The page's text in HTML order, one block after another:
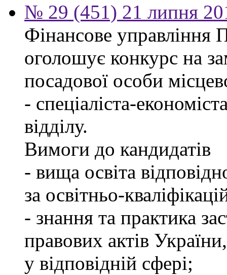
№ 29 (451) 21 липня
Фінансове управління
оголошує конкурс на
посадової особи
- спеціаліста-
відділу.
Вимоги до кандидатів
- вища освіта
за освітньо-
- знання та практика
правових актів
у відповідній сфері;